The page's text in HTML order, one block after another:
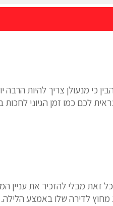
כי מנעולן צריך להיות
לכם כמו זמן הגיוני לחכות
זאת מבלי להזכיר את עניין
מחוץ לדירה שלו באמצע